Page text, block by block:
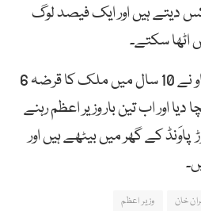
ٹیکس دیتے ہیں اور ایک فیصد لوگ
وزیر اعظم نے کہا کہ این آر او نے 10 سال میں ملک کا قرضہ 6
پہنچا دیا اور اب تین بار وزیر اعظم رہنے
کے بیٹے 9 کروڑ پاوَنڈ کے گھر میں بیٹھے ہیں اور
خان وزیر اعظم